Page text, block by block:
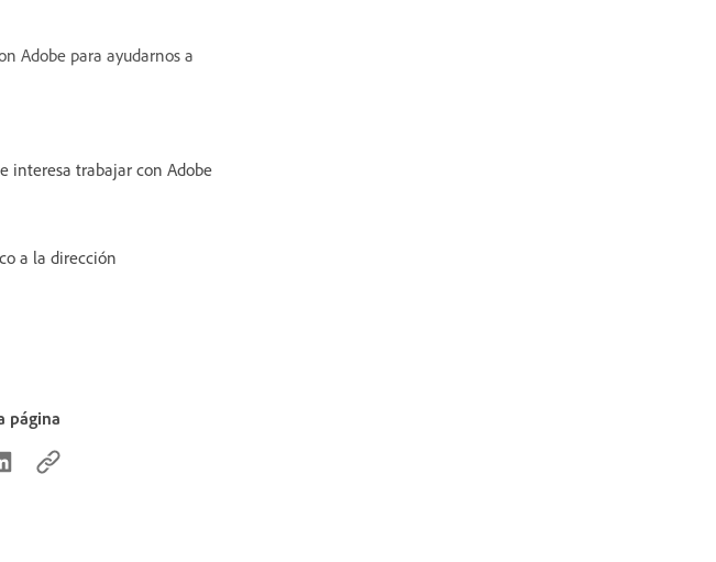
Adobe para ayudarnos a
interesa trabajar con Adobe
a la dirección
página